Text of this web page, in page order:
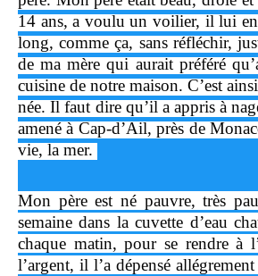
14 ans, a voulu un voilier, il lui
long, comme ça, sans réfléchir,
de ma mère qui aurait préféré
cuisine de notre maison. C’est
née. Il faut dire qu’il a appris à
amené à Cap-d’Ail, près de
vie, la mer.
Mon père est né pauvre, très
semaine dans la cuvette d’eau
chaque matin, pour se rendre à
l’argent, il l’a dépensé